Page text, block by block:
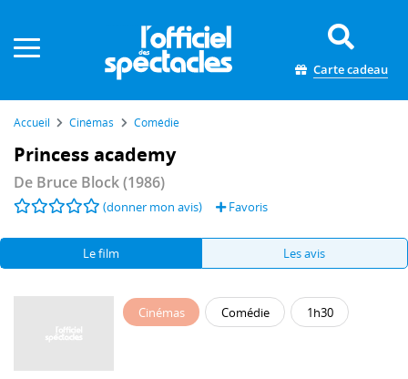
Carte cadeau
Accueil Cinémas Comédie
Princess academy
De Bruce Block(1986)
(donner mon avis) Favoris
Le film Les avis
Cinémas Comédie 1h30